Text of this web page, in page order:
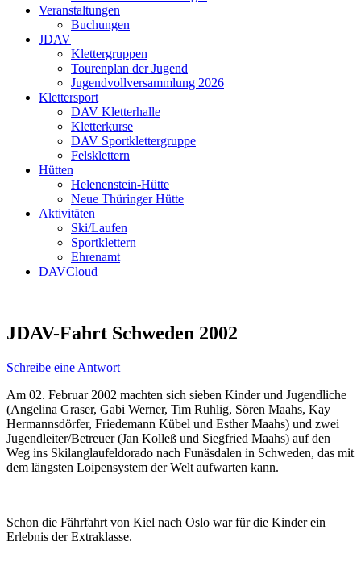
Veranstaltungen
Buchungen
JDAV
Klettergruppen
Tourenplan der Jugend
Jugendvollversammlung 2026
Klettersport
DAV Kletterhalle
Kletterkurse
DAV Sportklettergruppe
Felsklettern
Hütten
Helenenstein-Hütte
Neue Thüringer Hütte
Aktivitäten
Ski/Laufen
Sportklettern
Ehrenamt
DAVCloud
JDAV-Fahrt Schweden 2002
Schreibe eine Antwort
Am 02. Februar 2002 machten sich sieben Kinder und Jugendliche
(Angelina Graser, Gabi Werner, Tim Ruhlig, Sören Maahs, Kay
Hermannsdörfer, Friedemann Kübel und Esther Maahs) und zwei
Jugendleiter/Betreuer (Jan Kolleß und Siegfried Maahs) auf den
Weg ins Skilanglaufeldorado nach Funäsdalen in Schweden, das mit
dem längsten Loipensystem der Welt aufwarten kann.
Schon die Fährfahrt von Kiel nach Oslo war für die Kinder ein
Erlebnis der Extraklasse.